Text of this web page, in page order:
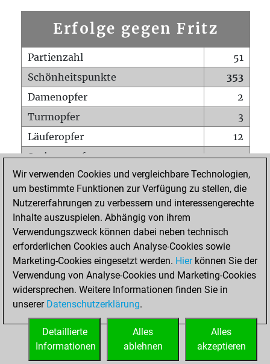
Erfolge gegen Fritz
Partienzahl
51
Schönheitspunkte
353
Damenopfer
2
Turmopfer
3
Läuferopfer
12
Springeropfer
9
Bauernopfer
17
Matt auf vollem Brett
0
Bauer setzt Matt
Erstickte Matts
Unterverwandlungen
0
Türme auf der siebten
1
STARTSEITE
Wir verwenden Cookies und vergleichbare Technologien,
um bestimmte Funktionen zur Verfügung zu stellen, die
Nutzererfahrungen zu verbessern und interessengerechte
Inhalte auszuspielen. Abhängig von ihrem
Verwendungszweck können dabei neben technisch
erforderlichen Cookies auch Analyse-Cookies sowie
Marketing-Cookies eingesetzt werden. Hierkönnen Sie der
Verwendung von Analyse-Cookies und Marketing-Cookies
widersprechen. Weitere Informationen finden Sie in
unserer Datenschutzerklärung.
Alles
akzeptieren
Alles
ablehnen
Detaillierte
Informationen